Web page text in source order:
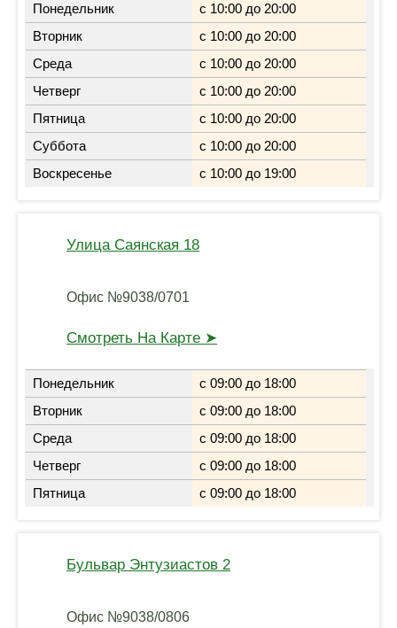
Понедельник
с 10:00 до 20:00
Вторник
с 10:00 до 20:00
Среда
с 10:00 до 20:00
Четверг
с 10:00 до 20:00
Пятница
с 10:00 до 20:00
Суббота
с 10:00 до 20:00
Воскресенье
с 10:00 до 19:00
Улица Саянская 18
Офис №9038/0701
Смотреть На Карте ➤
Понедельник
с 09:00 до 18:00
Вторник
с 09:00 до 18:00
Среда
с 09:00 до 18:00
Четверг
с 09:00 до 18:00
Пятница
с 09:00 до 18:00
Бульвар Энтузиастов 2
Офис №9038/0806